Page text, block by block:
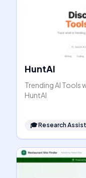
HuntAI
Trending AI Tools
HuntAI
🎓Research